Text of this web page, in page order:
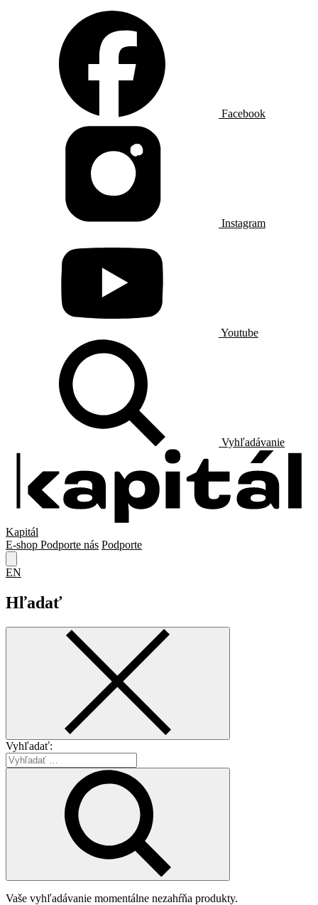
Facebook
Instagram
Youtube
Vyhľadávanie
Kapitál
E-shop Podporte nás Podporte
EN
Hľadať
Vyhľadať:
Vaše vyhľadávanie momentálne nezahŕňa produkty.